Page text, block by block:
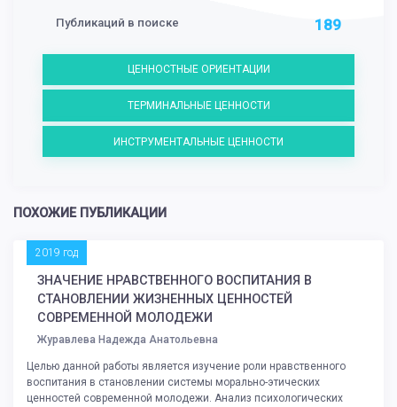
Публикаций в поиске 189
ЦЕННОСТНЫЕ ОРИЕНТАЦИИ
ТЕРМИНАЛЬНЫЕ ЦЕННОСТИ
ИНСТРУМЕНТАЛЬНЫЕ ЦЕННОСТИ
ПОХОЖИЕ ПУБЛИКАЦИИ
2019 год
ЗНАЧЕНИЕ НРАВСТВЕННОГО ВОСПИТАНИЯ В
СТАНОВЛЕНИИ ЖИЗНЕННЫХ ЦЕННОСТЕЙ
СОВРЕМЕННОЙ МОЛОДЕЖИ
Журавлева Надежда Анатольевна
Целью данной работы является изучение роли нравственного
воспитания в становлении системы морально-этических
ценностей современной молодежи. Анализ психологических